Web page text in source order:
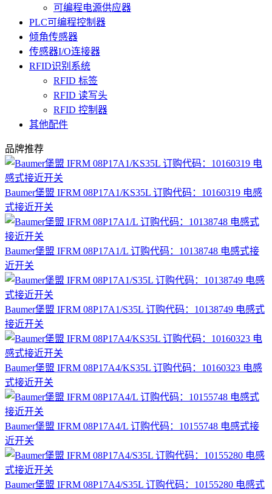
可编程电源供应器
PLC可编程控制器
倾角传感器
传感器I/O连接器
RFID识别系统
RFID 标签
RFID 读写头
RFID 控制器
其他配件
品牌推荐
Baumer堡盟 IFRM 08P17A1/KS35L 订购代码：10160319 电感
式接近开关
Baumer堡盟 IFRM 08P17A1/L 订购代码：10138748 电感式接
近开关
Baumer堡盟 IFRM 08P17A1/S35L 订购代码：10138749 电感式
接近开关
Baumer堡盟 IFRM 08P17A4/KS35L 订购代码：10160323 电感
式接近开关
Baumer堡盟 IFRM 08P17A4/L 订购代码：10155748 电感式接
近开关
Baumer堡盟 IFRM 08P17A4/S35L 订购代码：10155280 电感式